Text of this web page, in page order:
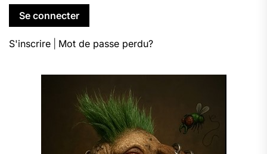
S'inscrire Mot de passe perdu?